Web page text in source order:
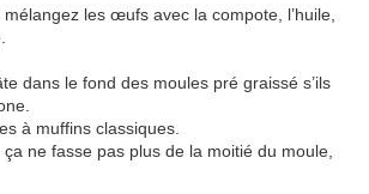
les œufs avec la compote, l’huile,
dans le fond des moules pré graissé s’ils
à muffins classiques.
ne fasse pas plus de la moitié du moule,